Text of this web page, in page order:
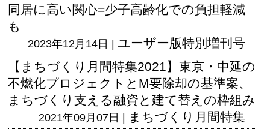
同居に高い関心=少子高齢化での負担軽減
も
2023年12月14日 | ユーザー版特別増刊号
【まちづくり月間特集2021】東京・中延の
不燃化プロジェクトとM要除却の基準案、
まちづくり支える融資と建て替えの枠組み
2021年09月07日 | まちづくり月間特集